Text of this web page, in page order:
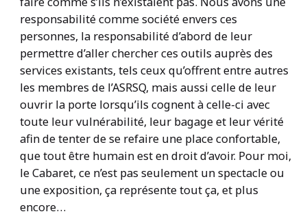
responsabilité comme société envers ces
personnes, la responsabilité d’abord de leur
permettre d’aller chercher ces outils auprès des
services existants, tels ceux qu’offrent entre autres
les membres de l’ASRSQ, mais aussi celle de leur
ouvrir la porte lorsqu’ils cognent à celle-ci avec
toute leur vulnérabilité, leur bagage et leur vérité
afin de tenter de se refaire une place confortable,
que tout être humain est en droit d’avoir. Pour moi,
le Cabaret, ce n’est pas seulement un spectacle ou
une exposition, ça représente tout ça, et plus
encore…